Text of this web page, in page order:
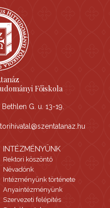
Főiskola
G. u. 13-19.
INTÉZMÉNYÜNK
Rektori köszöntő
Névadónk
Intézményünk története
Anyaintézményünk
Szervezeti felépítés